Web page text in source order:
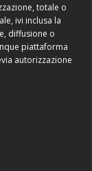
totale o
ivi inclusa la
diffusione o
piattaforma
autorizzazione